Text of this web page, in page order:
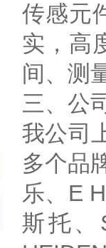
传感元
实，高
间、测
三、公
我公司
多个品
乐、E
斯托、